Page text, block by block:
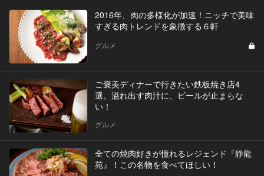
2016年、肉の多様化が加速！ニッチで美味
すぎる肉トレンドを象徴する６軒
グルメ
ご褒美ディナーで行きたい鉄板焼き店4
選。溢れ出す肉汁に、ビールが止まらな
い！
グルメ
全ての焼肉好きが憧れるレジェンド『静龍
苑』！この名物を食べてほしい！